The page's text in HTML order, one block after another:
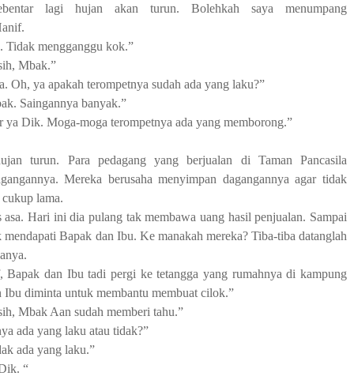
lagi hujan akan turun. Bolehkah saya menumpang
Tidak mengganggu kok.”
Mbak.”
Oh, ya apakah terompetnya sudah ada yang laku?”
Saingannya banyak.”
ya Dik. Moga-moga terompetnya ada yang memborong.”
turun. Para pedagang yang berjualan di Taman Pancasila
Mereka berusaha menyimpan dagangannya agar tidak
lama.
Hari ini dia pulang tak membawa uang hasil penjualan. Sampai
Bapak dan Ibu. Ke manakah mereka? Tiba-tiba datanglah
Bapak dan Ibu tadi pergi ke tetangga yang rumahnya di kampung
Ibu diminta untuk membantu membuat cilok.”
Mbak Aan sudah memberi tahu.”
ada yang laku atau tidak?”
ada yang laku.”
“